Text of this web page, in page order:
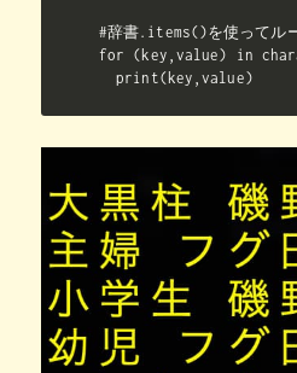
#辞書.items()を使ってル
for (key,value) in
  print(key,value)